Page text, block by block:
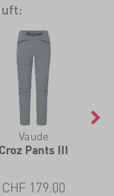
Vaude
Croz Pants III
CHF 179.00